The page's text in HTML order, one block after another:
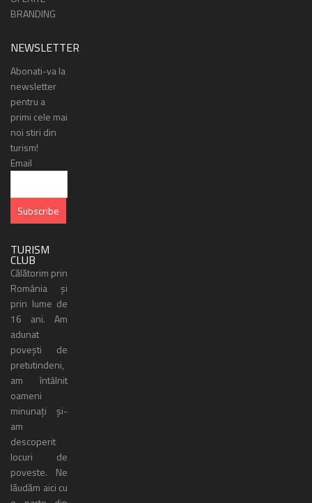
BRANDING
NEWSLETTER
Abonati-va la
newsletter
pentru a
primi cele mai
noi stiri din
turism!
Email
TURISM
CLUB
Călătorim prin
România și
prin lume de
16 ani. Am
adunat
povești de
pretutindeni,
am întâlnit
oameni
minunați și-
am
descoperit
locuri de
poveste. Ne
lăudăm aici cu